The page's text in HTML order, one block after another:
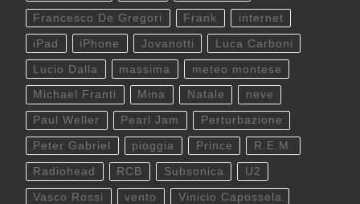
Francesco De Gregori Frank internet
iPad iPhone Jovanotti Luca Carboni
Lucio Dalla massima meteo montese
Michael Franti Mina Natale neve
Paul Weller Pearl Jam Perturbazione
Peter Gabriel pioggia Prince R.E.M.
Radiohead RCB Subsonica U2
Vasco Rossi vento Vinicio Capossela